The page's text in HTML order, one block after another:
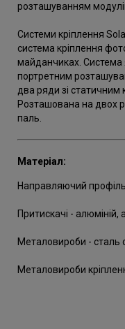
розташуванням
Системи кріплення
система кріплення
майданчиках. Система
портретним
два ряди зі статичним
Розташована на двох
паль.
Матеріал:
Направляючий
Притискачі - алюміній,
Металовироби - сталь
Металовироби